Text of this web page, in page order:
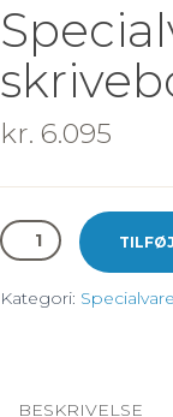
kr. 6.095
Specialvare:
Boston
skrivebord
90x130
Kategori: Specialvare
BESKRIVELSE